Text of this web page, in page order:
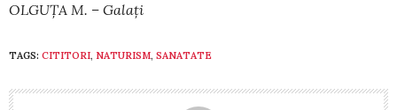
OLGUȚA M. – Galați
TAGS: CITITORI, NATURISM, SANATATE